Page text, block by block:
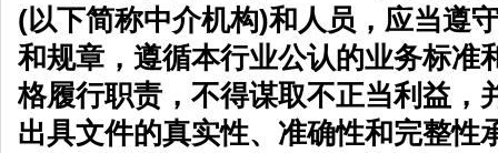
(以下简称中介机构)和人员，应当遵
和规章，遵循本行业公认的业务标准
格履行职责，不得谋取不正当利益，
出具文件的真实性、准确性和完整性